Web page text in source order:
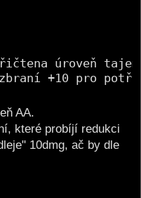
úroveň
+10 pro
AA.
které probíjí redukci
10dmg, ač by dle